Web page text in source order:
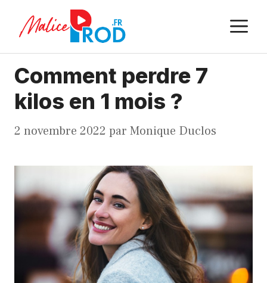
Comment perdre 7
kilos en 1 mois ?
2 novembre 2022 par Monique Duclos